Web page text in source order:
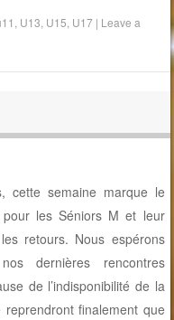
U13 U15 U17 | Leave a
cette semaine marque le
les Séniors M et leur
retours. Nous espérons
dernières rencontres
de l’indisponibilité de la
finalement que